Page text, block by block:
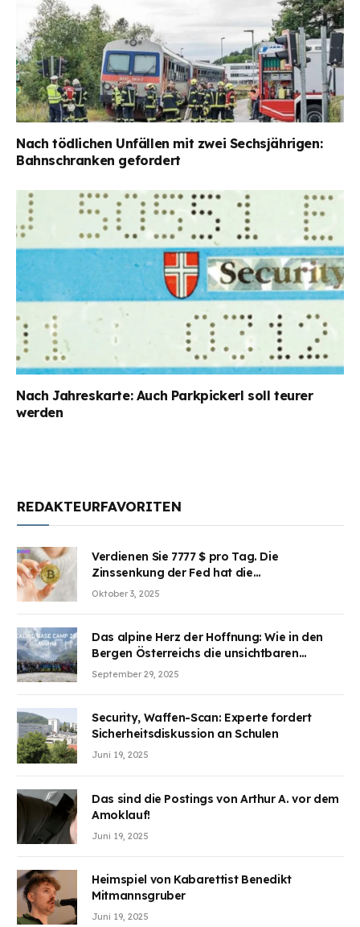
Nach tödlichen Unfällen mit zwei Sechsjährigen:
Bahnschranken gefordert
Nach Jahreskarte: Auch Parkpickerl soll teurer
werden
REDAKTEURFAVORITEN
Verdienen Sie 7777 $ pro Tag. Die
Zinssenkung der Fed hat die
Aufmerksamkeit des Marktes erregt.
Oktober 3, 2025
Das alpine Herz der Hoffnung: Wie in den
Bergen Österreichs die unsichtbaren
Wunden des Kriegesheilen
September 29, 2025
Security, Waffen-Scan: Experte fordert
Sicherheitsdiskussion an Schulen
Juni 19, 2025
Das sind die Postings von Arthur A. vor dem
Amoklauf!
Juni 19, 2025
Heimspiel von Kabarettist Benedikt
Mitmannsgruber
Juni 19, 2025